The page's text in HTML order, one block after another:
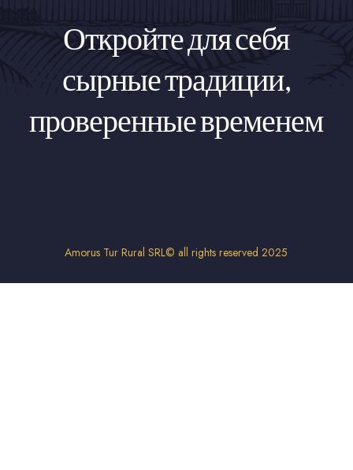
Откройте для себя
сырные традиции,
проверенные временем
Amorus Tur Rural SRL© all rights reserved 2025